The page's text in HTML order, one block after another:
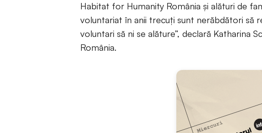
Habitat for Humanity România și alături de
voluntariat în anii trecuți sunt nerăbdători să
voluntari să ni se alăture”, declară Katharina
România.